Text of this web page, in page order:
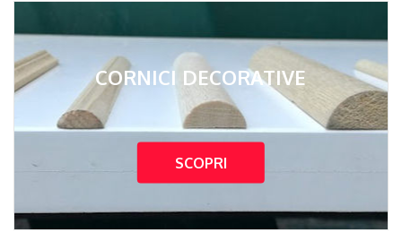
CORNICI DECORATIVE
SCOPRI